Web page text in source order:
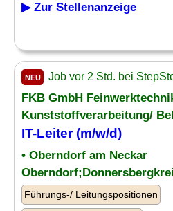
▶ Zur Stellenanzeige
NEU Job vor 2 Std. bei
FKB GmbH
Kunststoffverarbeitung/
IT-Leiter(m/w/d)
• Oberndorf am Neckar
Führungs-/ Leitungspositionen